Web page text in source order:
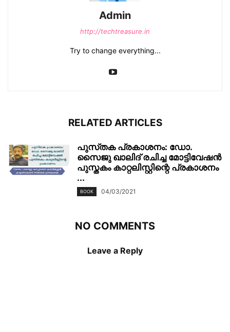
Admin
http://techtreasure.in
Try to change everything...
RELATED ARTICLES
പുസ്‌തക പ്രകാശനം: ഡോ.
സൈജു ഖാലിദ് രചിച്ച മോട്ടിവേഷൻ
പുസ്തകം കാറ്റലിസ്റ്റിന്റെ പ്രകാശനം
...
BOOK 04/03/2021
NO COMMENTS
Leave a Reply